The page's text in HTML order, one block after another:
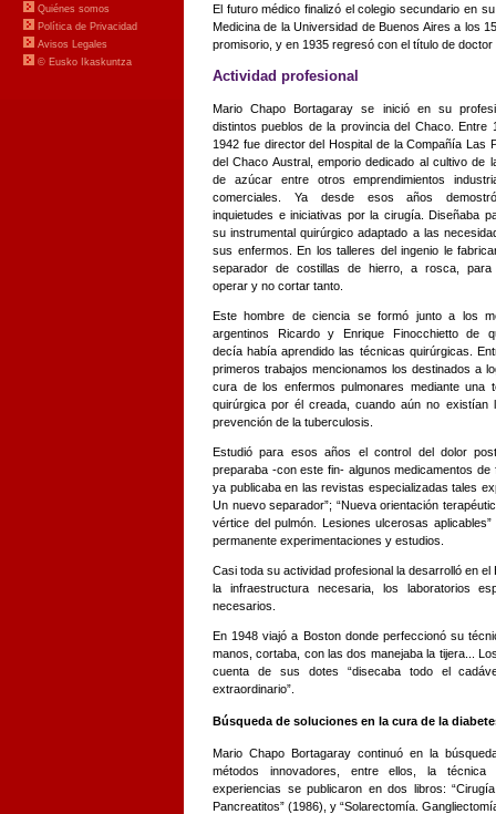
El futuro médico finalizó el colegio secundario en
Medicina de la Universidad de Buenos Aires a los
promisorio, y en 1935 regresó con el título de
Actividad profesional
Mario Chapo Bortagaray se inició en su
distintos pueblos de la provincia del Chaco. Entre
1942 fue director del Hospital de la Compañía Las
del Chaco Austral, emporio dedicado al cultivo de
de azúcar entre otros emprendimientos
comerciales. Ya desde esos años
inquietudes e iniciativas por la cirugía. Diseñaba
su instrumental quirúrgico adaptado a las
sus enfermos. En los talleres del ingenio le
separador de costillas de hierro, a rosca, para
operar y no cortar tanto.
Este hombre de ciencia se formó junto a los
argentinos Ricardo y Enrique Finocchietto de
decía había aprendido las técnicas quirúrgicas.
primeros trabajos mencionamos los destinados a
cura de los enfermos pulmonares mediante una
quirúrgica por él creada, cuando aún no existían
prevención de la tuberculosis.
Estudió para esos años el control del dolor
preparaba -con este fin- algunos medicamentos
ya publicaba en las revistas especializadas tales
Un nuevo separador”; “Nueva orientación
vértice del pulmón. Lesiones ulcerosas
permanente experimentaciones y estudios.
Casi toda su actividad profesional la desarrolló en
la infraestructura necesaria, los laboratorios
necesarios.
En 1948 viajó a Boston donde perfeccionó su
manos, cortaba, con las dos manejaba la tijera...
cuenta de sus dotes “disecaba todo el
extraordinario”.
Búsqueda de soluciones en la cura de la
Mario Chapo Bortagaray continuó en la
métodos innovadores, entre ellos, la técnica
experiencias se publicaron en dos libros:
Pancreatitos” (1986), y “Solarectomía.